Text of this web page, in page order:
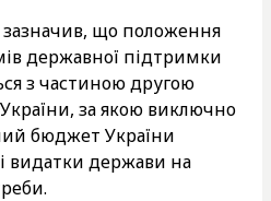
що положення
державної підтримки
з частиною другою
України, за якою виключно
бюджет України
видатки держави на